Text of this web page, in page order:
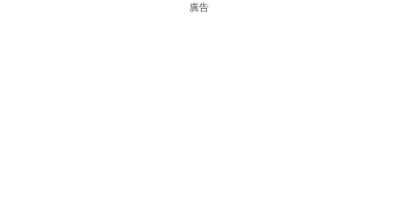
廣告